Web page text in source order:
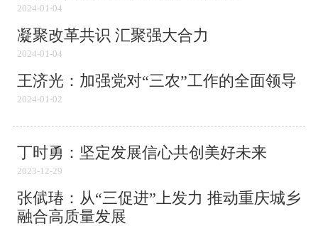
2024-01-04
凝聚改革共识 汇聚强大合力
2024-01-04
王济光：加强党对“三农”工作的全面领导
2024-01-02
丁时勇：坚定发展信心共创美好未来
2023-12-29
张倵瑃：从“三促进”上发力 推动重庆城乡
融合高质量发展